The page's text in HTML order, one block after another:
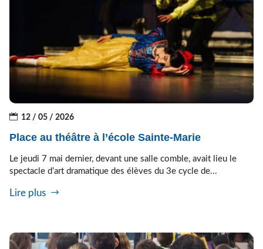
12 / 05 / 2026
Place au théâtre à l’école Sainte-Marie
Le jeudi 7 mai dernier, devant une salle comble, avait lieu le
spectacle d’art dramatique des élèves du 3e cycle de...
Lire plus